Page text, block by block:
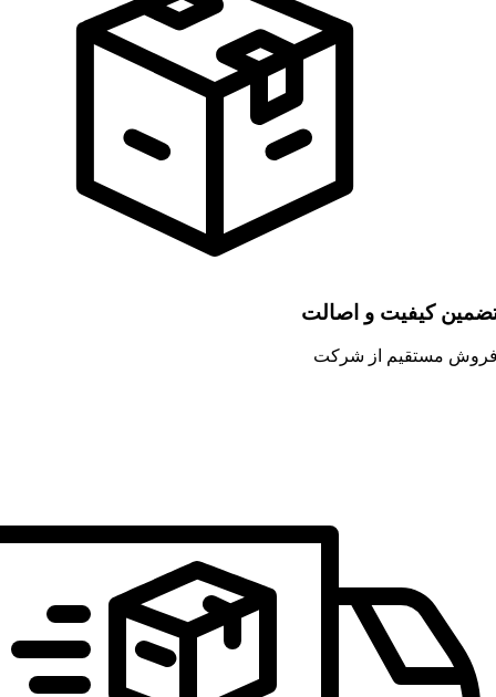
کیفیت و اصالت
مستقیم از شرکت